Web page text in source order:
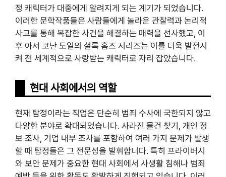
정 캐릭터가 대중에게 알려지게 되는 계기가 되었습니다.
이러한 문학작품들은 사람들에게 놀라운 관찰력과 논리적
사고를 통해 복잡한 사건을 해결하는 매력을 선사했고, 이
후 아서 코난 도일의 셜록 홈즈 시리즈는 이를 더욱 발전시
켜 전 세계적으로 사랑받는 캐릭터로 자리 잡았습니다.
현대 사회에서의 역할
현재 탐정이라는 직업은 단순히 범죄 수사에 국한되지 않고
다양한 분야로 확대되었습니다. 사라진 물건 찾기, 개인 정
보 조사, 기업 내부 조사를 포함하여 여러 가지 문제가 발생
할 때 탐정들은 그 전문성을 발휘합니다. 특히 프라이버시
와 보안 문제가 중요한 현대 사회에서 사생활 침해나 범죄